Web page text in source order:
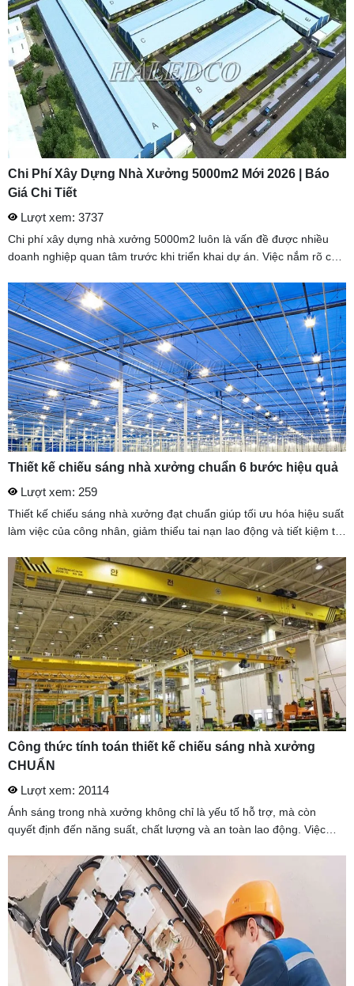
Chi Phí Xây Dựng Nhà Xưởng 5000m2 Mới 2026 | Báo
Giá Chi Tiết
Lượt xem: 3737
Chi phí xây dựng nhà xưởng 5000m2 luôn là vấn đề được nhiều
doanh nghiệp quan tâm trước khi triển khai dự án. Việc nắm rõ các
Thiết kế chiếu sáng nhà xưởng chuẩn 6 bước hiệu quả
Lượt xem: 259
Thiết kế chiếu sáng nhà xưởng đạt chuẩn giúp tối ưu hóa hiệu suất
làm việc của công nhân, giảm thiểu tai nạn lao động và tiết kiệm tối
Công thức tính toán thiết kế chiếu sáng nhà xưởng
CHUẨN
Lượt xem: 20114
Ánh sáng trong nhà xưởng không chỉ là yếu tố hỗ trợ, mà còn
quyết định đến năng suất, chất lượng và an toàn lao động. Việc